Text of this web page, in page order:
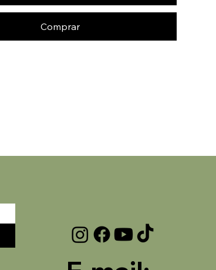
Comprar
Tell us, how can we solve your issue?
Tap to chat